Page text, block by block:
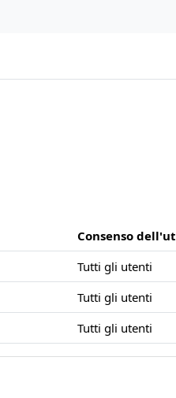
Consenso
Tutti gli utenti
Tutti gli utenti
Tutti gli utenti